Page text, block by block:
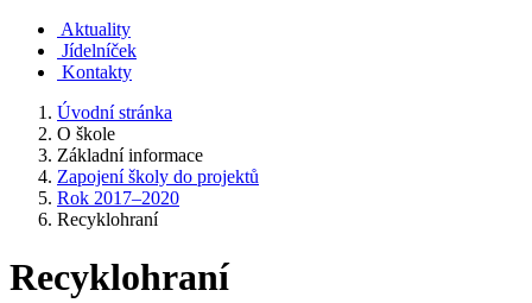
Aktuality
Jídelníček
Kontakty
Úvodní stránka
O škole
Základní informace
Zapojení školy do projektů
Rok 2017–2020
Recyklohraní
Recyklohraní